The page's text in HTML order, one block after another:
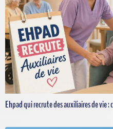
Ehpad qui recrute des auxiliaires de vie